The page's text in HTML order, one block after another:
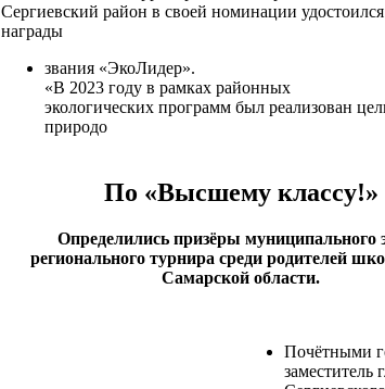
Сергиевский район в своей номинации
награды
звания «ЭкоЛидер».
«В 2023 году в рамках районных
экологических программ был реализован
природо
По «Высшему классу!»
Определились призёры муниципального
регионального турнира среди родителей
Самарской области.
Почётными
заместитель